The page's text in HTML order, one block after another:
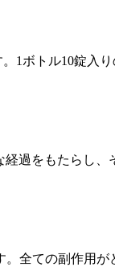
1ボトル10錠入
過をもたらし、
全ての副作用